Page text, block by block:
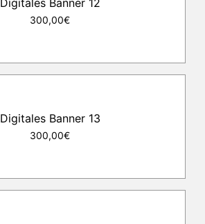
Digitales Banner 12
300,00€
Digitales Banner 13
300,00€